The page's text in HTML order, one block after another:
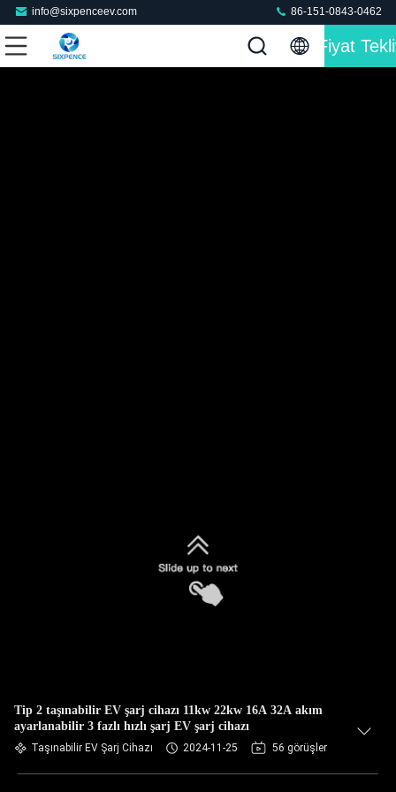
info@sixpenceev.com 86-151-0843-0462
Fiyat
Tip 2 taşınabilir EV şarj cihazı 11kw 22kw 16A 32A akım
ayarlanabilir 3 fazlı hızlı şarj EV şarj cihazı
Taşınabilir EV Şarj Cihazı 2024-11-25 56 görüşler